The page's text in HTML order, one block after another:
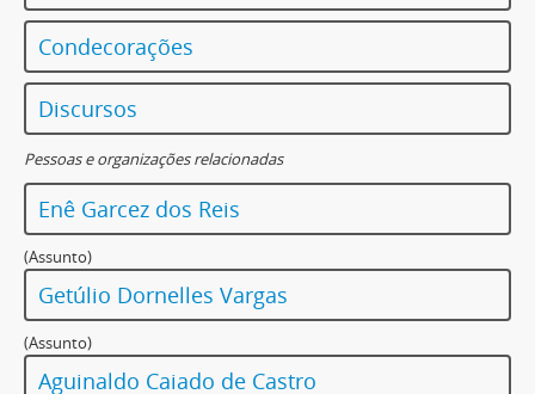
Condecorações
Discursos
Pessoas e organizações relacionadas
Enê Garcez dos Reis
(Assunto)
Getúlio Dornelles Vargas
(Assunto)
Aguinaldo Caiado de Castro